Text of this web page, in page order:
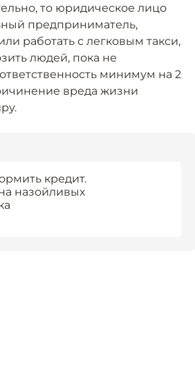
то юридическое лицо
предприниматель,
работать с легковым такси,
людей, пока не
минимум на 2
вреда жизни
кредит.
назойливых